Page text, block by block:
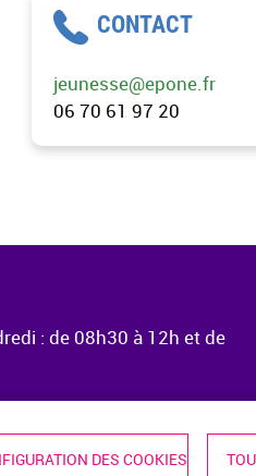
CONTACT
jeunesse@epone.fr
06 70 61 97 20
: de 08h30 à 12h et de
DES COOKIES